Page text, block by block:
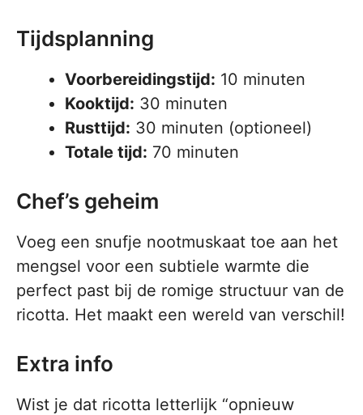
Tijdsplanning
Voorbereidingstijd: 10 minuten
Kooktijd: 30 minuten
Rusttijd: 30 minuten (optioneel)
Totale tijd: 70 minuten
Chef’s geheim
Voeg een snufje nootmuskaat toe aan het
mengsel voor een subtiele warmte die
perfect past bij de romige structuur van de
ricotta. Het maakt een wereld van verschil!
Extra info
Wist je dat ricotta letterlijk “opnieuw